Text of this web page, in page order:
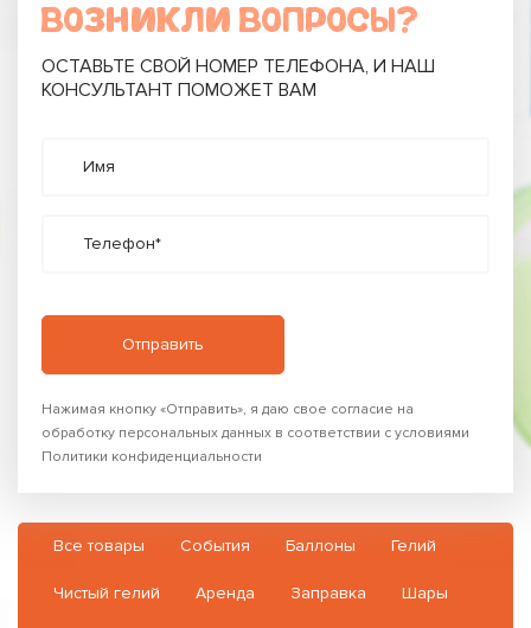
ВОЗНИКЛИ ВОПРОСЫ?
ОСТАВЬТЕ СВОЙ НОМЕР ТЕЛЕФОНА, И НАШ
КОНСУЛЬТАНТ ПОМОЖЕТ ВАМ
Имя
Телефон*
Нажимая кнопку «Отправить», я даю свое согласие на
обработку персональных данных в соответствии с условиями
Политики конфиденциальности
Все товары События Баллоны Гелий
Чистый гелий Аренда Заправка Шары